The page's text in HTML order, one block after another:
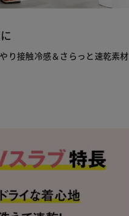
り接触冷感＆さらっと速乾素材